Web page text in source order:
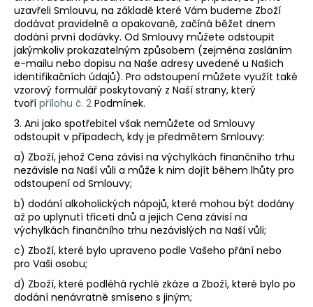
uzavřeli Smlouvu, na základě které Vám budeme Zboží
dodávat pravidelně a opakovaně, začíná běžet dnem
dodání první dodávky. Od Smlouvy můžete odstoupit
jakýmkoliv prokazatelným způsobem (zejména zasláním
e-mailu nebo dopisu na Naše adresy uvedené u Našich
identifikačních údajů). Pro odstoupení můžete využít také
vzorový formulář poskytovaný z Naší strany, který
tvoří přílohu č. 2 Podmínek.
3. Ani jako spotřebitel však nemůžete od Smlouvy
odstoupit v případech, kdy je předmětem Smlouvy:
a) Zboží, jehož Cena závisí na výchylkách finančního trhu
nezávisle na Naší vůli a může k nim dojít během lhůty pro
odstoupení od Smlouvy;
b) dodání alkoholických nápojů, které mohou být dodány
až po uplynutí třiceti dnů a jejich Cena závisí na
výchylkách finančního trhu nezávislých na Naší vůli;
c) Zboží, které bylo upraveno podle Vašeho přání nebo
pro Vaši osobu;
d) Zboží, které podléhá rychlé zkáze a Zboží, které bylo po
dodání nenávratně smíseno s jiným;